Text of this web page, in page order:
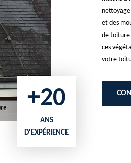
+20
ANS
D'EXPÉRIENCE
et des
de toiture
ces
votre